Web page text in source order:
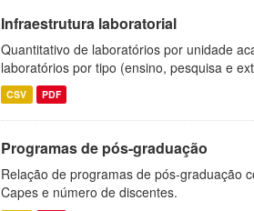
Infraestrutura laboratorial
Quantitativo de laboratórios por unidade
laboratórios por tipo (ensino, pesquisa e
CSV PDF
Programas de pós-graduação
Relação de programas de pós-graduação
Capes e número de discentes.